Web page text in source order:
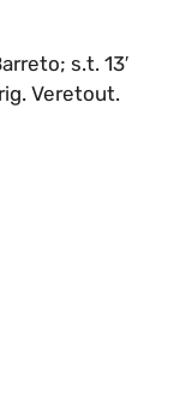
s.t. 13′
Veretout.